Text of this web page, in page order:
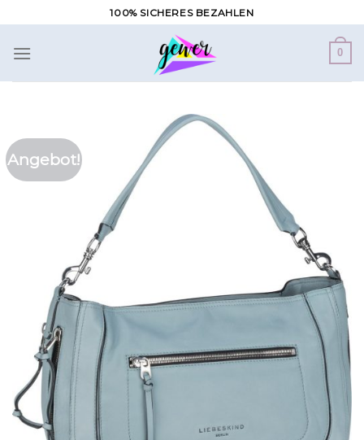
Inhalt
springen
100% SICHERES BEZAHLEN
0
Angebot!